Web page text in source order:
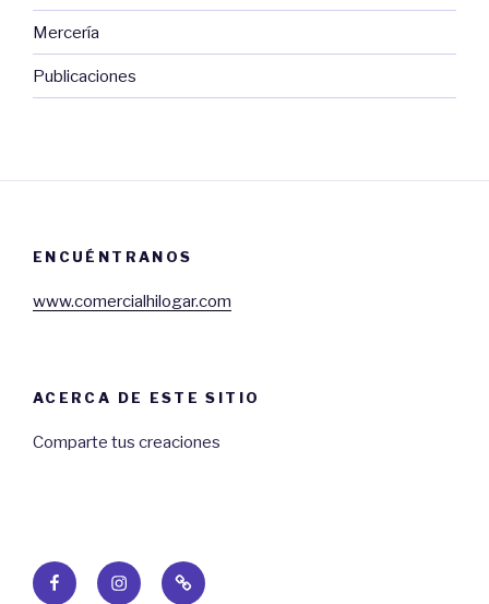
Mercería
Publicaciones
ENCUÉNTRANOS
www.comercialhilogar.com
ACERCA DE ESTE SITIO
Comparte tus creaciones
FacebookInstagramWeb